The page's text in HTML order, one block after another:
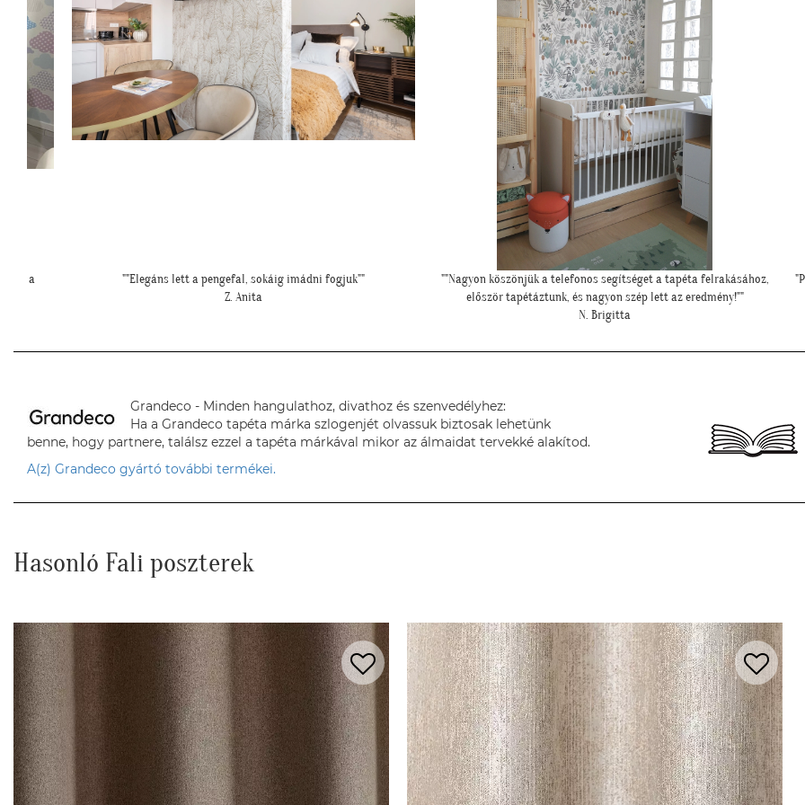
""Nagyon köszönjük a telefonos segítséget a tapéta felrakásához,
először tapétáztunk, és nagyon szép lett az eredmény!""
"Példa értékű kedvesség és segítőkészség, hiperszuper 24 órán belüli
szállítással!"
U. Leila
Grandeco - Minden hangulathoz, divathoz és szenvedélyhez:
Ha a Grandeco tapéta márka szlogenjét olvassuk biztosak lehetünk
benne, hogy partnere, találsz ezzel a tapéta márkával mikor az álmaidat tervekké alakítod.
A(z) Grandeco gyártó további termékei.
Hasonló Fali poszterek